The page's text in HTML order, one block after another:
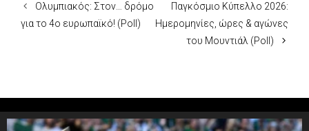
Ολυμπιακός: Στον… δρόμο
για το 4ο ευρωπαϊκό! (Poll)
Παγκόσμιο Κύπελλο 2026:
Ημερομηνίες, ώρες & αγώνες
του Μουντιάλ (Poll)